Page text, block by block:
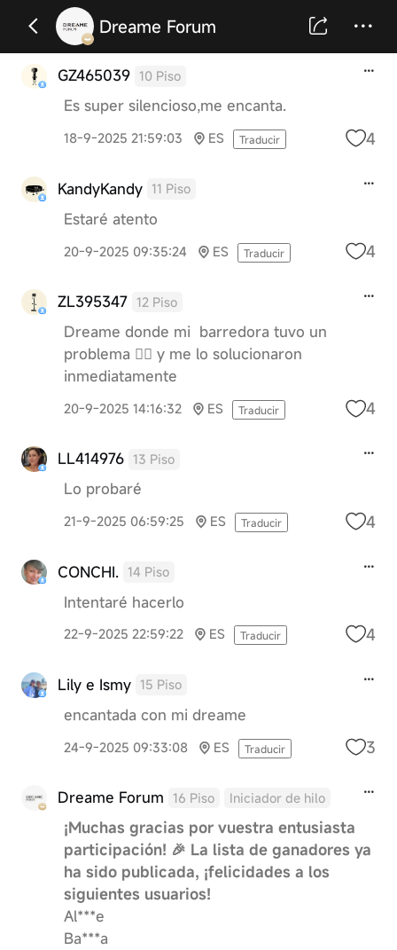
Dreame Forum
GZ465039 10 Piso
Es super silencioso,me encanta.
18-9-2025 21:59:03 ES Traducir 4
KandyKandy 11 Piso
Estaré atento
20-9-2025 09:35:24 ES Traducir 4
ZL395347 12 Piso
Dreame donde mi barredora tuvo un
problema 😵‍💫 y me lo solucionaron
inmediatamente
20-9-2025 14:16:32 ES Traducir 4
LL414976 13 Piso
Lo probaré
21-9-2025 06:59:25 ES Traducir 4
CONCHI. 14 Piso
Intentaré hacerlo
22-9-2025 22:59:22 ES Traducir 4
Lily e Ismy 15 Piso
encantada con mi dreame
24-9-2025 09:33:08 ES Traducir 3
Dreame Forum 16 Piso Iniciador de hilo
¡Muchas gracias por vuestra entusiasta
participación! 🎉 La lista de ganadores ya
ha sido publicada, ¡felicidades a los
siguientes usuarios!
Al***e
Ba***a